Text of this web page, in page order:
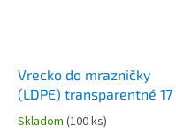
Vrecko do mrazničky
(LDPE) transparentné 17 x
25 cm 1L `S` [50 ks]
Skladom (100 ks)